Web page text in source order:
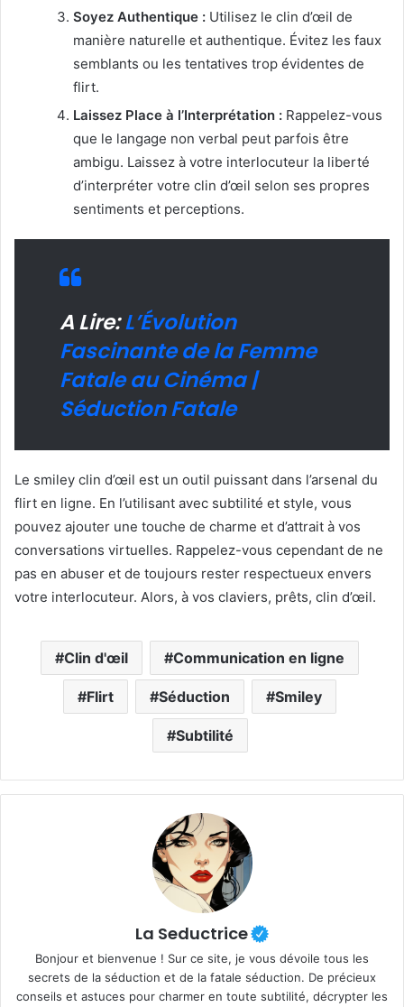
Soyez Authentique : Utilisez le clin d’œil de
manière naturelle et authentique. Évitez les faux
semblants ou les tentatives trop évidentes de
flirt.
Laissez Place à l’Interprétation : Rappelez-vous
que le langage non verbal peut parfois être
ambigu. Laissez à votre interlocuteur la liberté
d’interpréter votre clin d’œil selon ses propres
sentiments et perceptions.
A Lire:L’Évolution
Fascinante de la Femme
Fatale au Cinéma |
Séduction Fatale
Le smiley clin d’œil est un outil puissant dans l’arsenal du
flirt en ligne. En l’utilisant avec subtilité et style, vous
pouvez ajouter une touche de charme et d’attrait à vos
conversations virtuelles. Rappelez-vous cependant de ne
pas en abuser et de toujours rester respectueux envers
votre interlocuteur. Alors, à vos claviers, prêts, clin d’œil.
Clin d'œil Communication en ligne
Flirt Séduction Smiley
Subtilité
La Seductrice
Bonjour et bienvenue ! Sur ce site, je vous dévoile tous les
secrets de la séduction et de la fatale séduction. De précieux
conseils et astuces pour charmer en toute subtilité, décrypter les